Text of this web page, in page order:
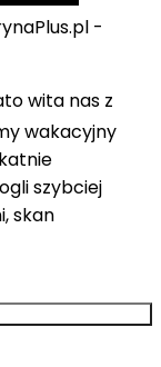
-
wita nas z
wakacyjny
szybciej
skan